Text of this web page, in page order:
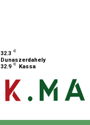
32.3 C
Dunaszerdahely
32.9 C Kassa